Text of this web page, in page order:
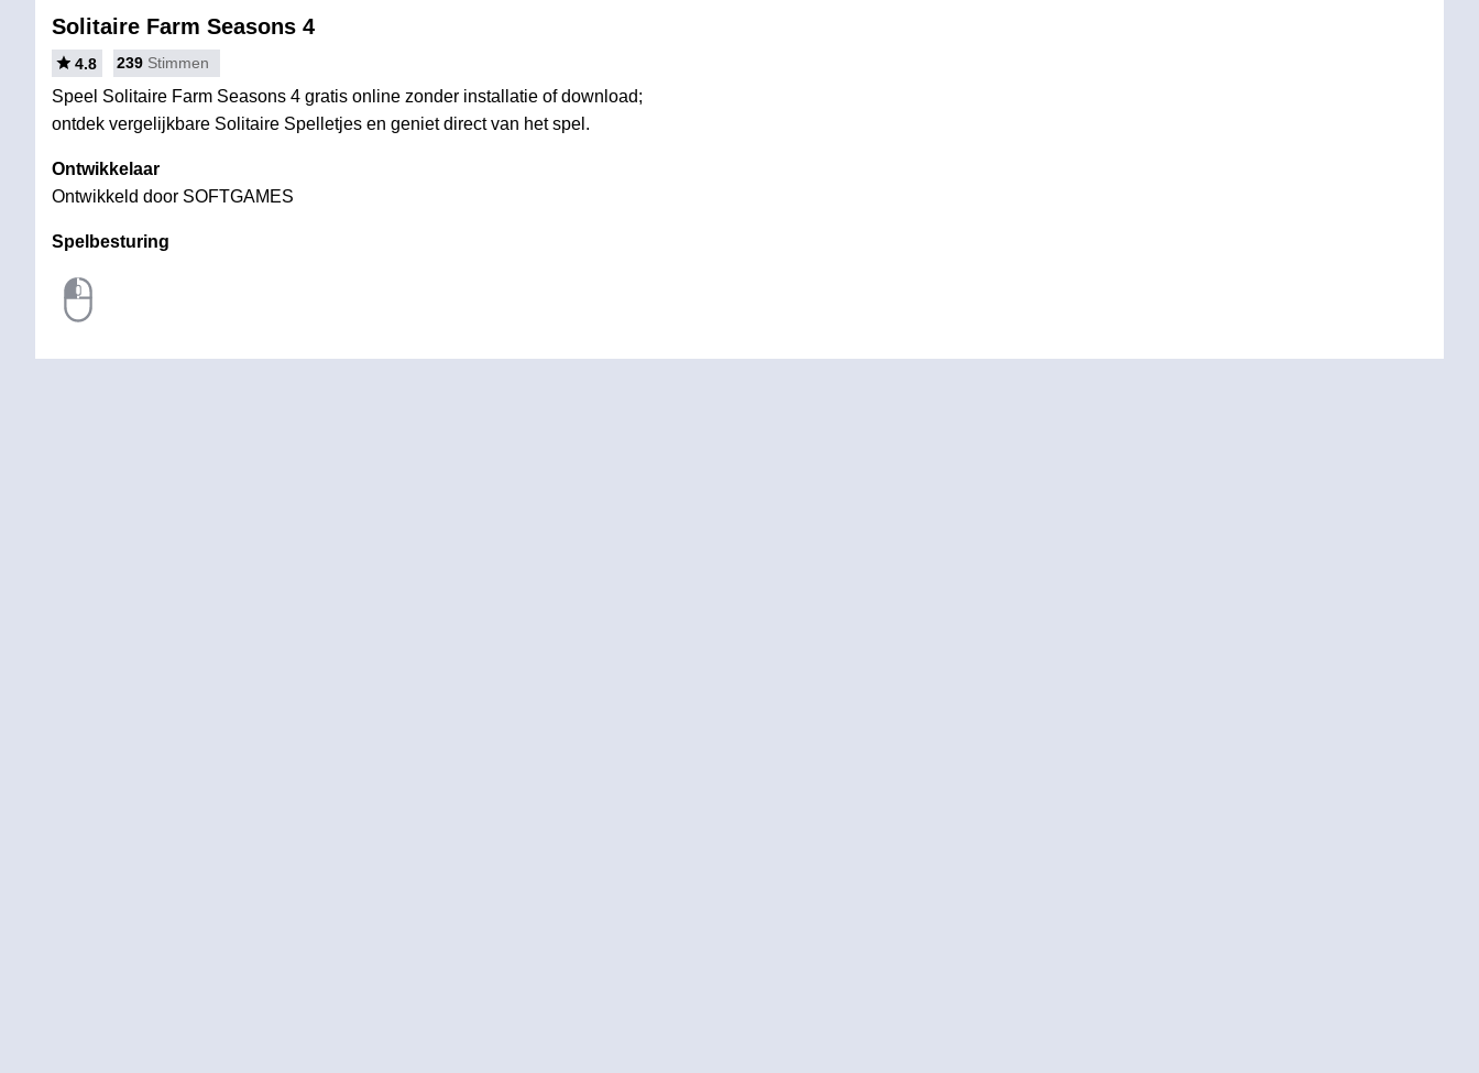
Solitaire Farm Seasons 4
4.8 239 Stimmen
Speel Solitaire Farm Seasons 4 gratis online zonder installatie of download;
ontdek vergelijkbare Solitaire Spelletjes en geniet direct van het spel.
Ontwikkelaar
Ontwikkeld door SOFTGAMES
Spelbesturing